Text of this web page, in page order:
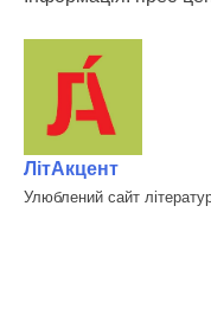
ЛітАкцент
Улюблений сайт